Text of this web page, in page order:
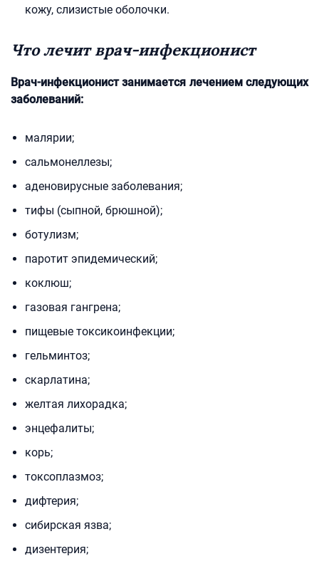
кожу, слизистые оболочки.
Что лечит врач-инфекционист
Врач-инфекционист занимается лечением следующих
заболеваний:
малярии;
сальмонеллезы;
аденовирусные заболевания;
тифы (сыпной, брюшной);
ботулизм;
паротит эпидемический;
коклюш;
газовая гангрена;
пищевые токсикоинфекции;
гельминтоз;
скарлатина;
желтая лихорадка;
энцефалиты;
корь;
токсоплазмоз;
дифтерия;
сибирская язва;
дизентерия;